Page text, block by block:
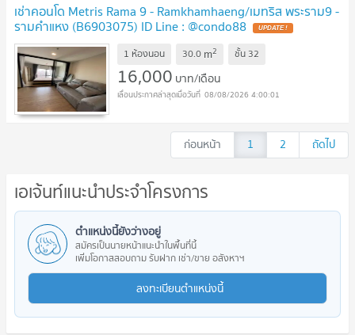
เช่าคอนโด Metris Rama 9 - Ramkhamhaeng/เมทริส พระราม9 -
รามคำแหง (B6903075) ID Line : @condo88 UPDATE !
1 ห้องนอน 30.0 m2 ชั้น 32
16,000 บาท/เดือน
08/08/2026 4:00:01
ก่อนหน้า 1 2 ถัดไป
เอเจ้นท์แนะนำประจำโครงการ
ตำแหน่งนี้ยังว่างอยู่
สมัครเป็นนายหน้าแนะนำในพื้นที่นี้
เพิ่มโอกาสสอบถาม รับฝาก เช่า/ขาย อสังหาฯ
ลงทะเบียนตำแหน่งนี้